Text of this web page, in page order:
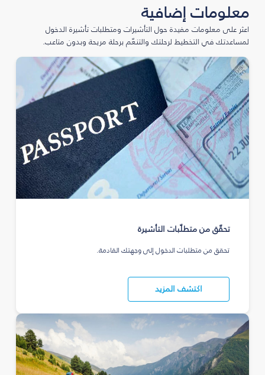
معلومات إضافية
اعثر على معلومات مفيدة حول التأشيرات ومتطلبات تأشيرة الدخول
لمساعدتك في التخطيط لرحلتك والتنعّم برحلة مريحة وبدون متاعب.
تحقّق من متطلّبات التأشيرة
تحقق من متطلبات الدخول إلى وجهتك القادمة.
اكتشف المزيد